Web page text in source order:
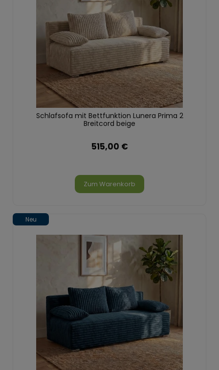
Schlafsofa mit Bettfunktion Lunera Prima 2
Breitcord beige
515,00 €
Zum Warenkorb
Neu